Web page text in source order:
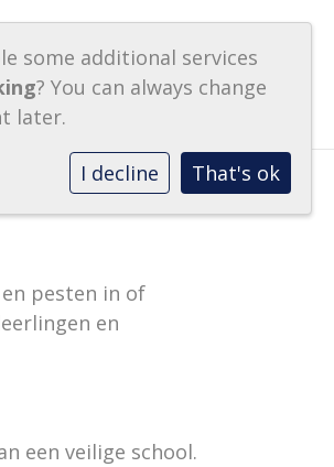
Inloggen
pesten in of
en
een veilige school.
some additional services
? You can always change
later.
I decline That's ok